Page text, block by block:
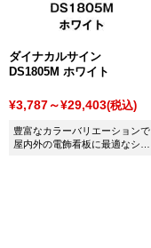
ダイナカルサイン
DS1805M ホワイト
¥3,787～¥29,403(税込)
豊富なカラーバリエーションで
屋内外の電飾看板に最適なシー